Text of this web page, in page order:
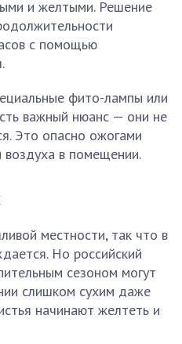
и желтыми. Решение
с помощью
фито-лампы или
важный нюанс — они не
Это опасно ожогами
воздуха в помещении.
местности, так что в
Но российский
сезоном могут
слишком сухим даже
начинают желтеть и